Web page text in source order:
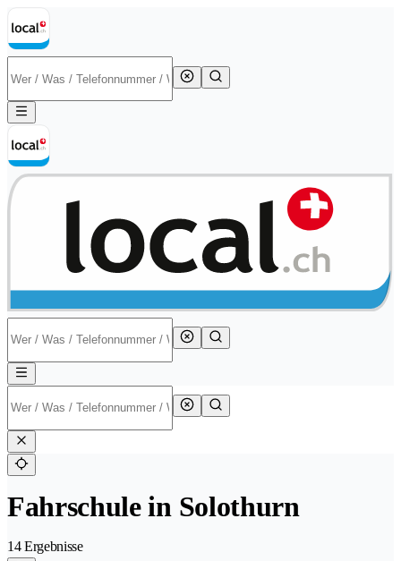
Fahrschule in Solothurn
14 Ergebnisse